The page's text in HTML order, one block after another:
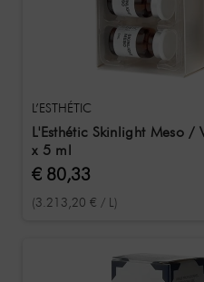
L’ESTHÉTIC
L'Esthétic Skinlight Meso
x 5 ml
€ 80,33
(3.213,20 € / L)